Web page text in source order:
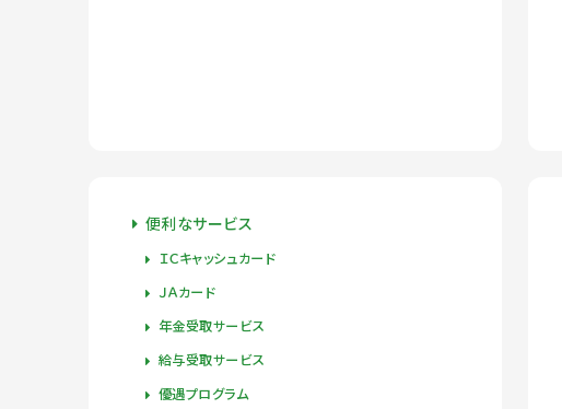
便利なサービス
ＩＣキャッシュカード
ＪＡカード
年金受取サービス
給与受取サービス
優遇プログラム